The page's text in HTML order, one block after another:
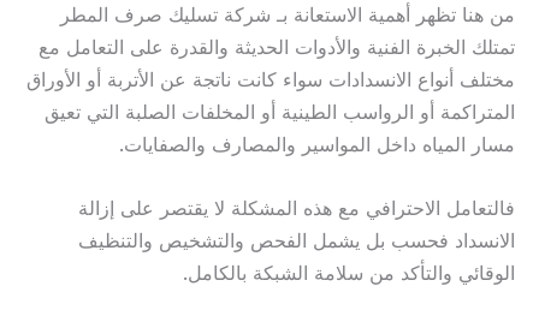
من هنا تظهر أهمية الاستعانة بـ شركة تسليك صرف المطر
تمتلك الخبرة الفنية والأدوات الحديثة والقدرة على التعامل مع
مختلف أنواع الانسدادات سواء كانت ناتجة عن الأتربة أو الأوراق
المتراكمة أو الرواسب الطينية أو المخلفات الصلبة التي تعيق
مسار المياه داخل المواسير والمصارف والصفايات.
فالتعامل الاحترافي مع هذه المشكلة لا يقتصر على إزالة
الانسداد فحسب بل يشمل الفحص والتشخيص والتنظيف
الوقائي والتأكد من سلامة الشبكة بالكامل.